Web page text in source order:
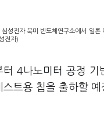
성전자 북미 반도체연구소에서 일론
전자)
4나노미터 공정
트용 칩을 출하할